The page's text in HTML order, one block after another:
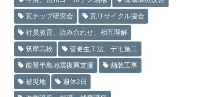
瓦チップ研究会 瓦リサイクル協会
社員教育、読み合わせ、相互理解
筑摩高校 管更生工法、デモ施工
能登半島地震復興支援 舗装工事
被災地 週休2日